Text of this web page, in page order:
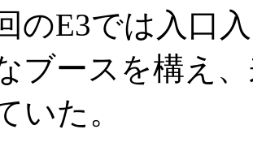
のE3では入口
ブースを構え
いた。